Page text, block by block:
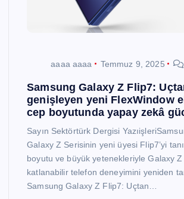
aaaa aaaa Temmuz 9, 2025
Samsung Galaxy Z Flip7:
genişleyen yeni FlexWindow
cep boyutunda yapay zekâ
Sayın Sektörtürk Dergisi
Galaxy Z Serisinin yeni üyesi Flip7’yi
boyutu ve büyük yetenekleriyle Galaxy Z
katlanabilir telefon deneyimini yeniden
Samsung Galaxy Z Flip7: Uçtan…